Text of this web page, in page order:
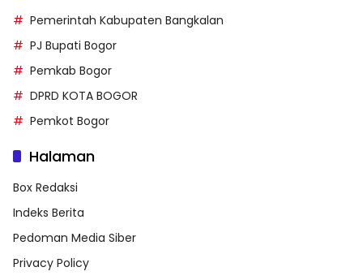
Pemerintah Kabupaten Bangkalan
PJ Bupati Bogor
Pemkab Bogor
DPRD KOTA BOGOR
Pemkot Bogor
Halaman
Box Redaksi
Indeks Berita
Pedoman Media Siber
Privacy Policy